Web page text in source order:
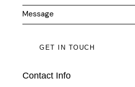
Contact Info